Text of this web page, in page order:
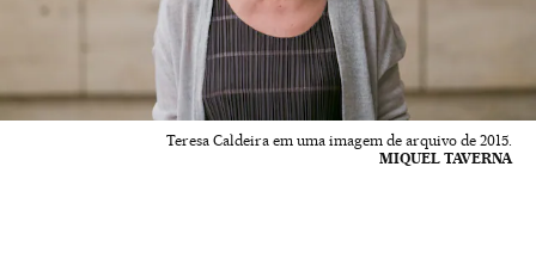
Teresa Caldeira em uma imagem de arquivo de 2015.
MIQUEL TAVERNA